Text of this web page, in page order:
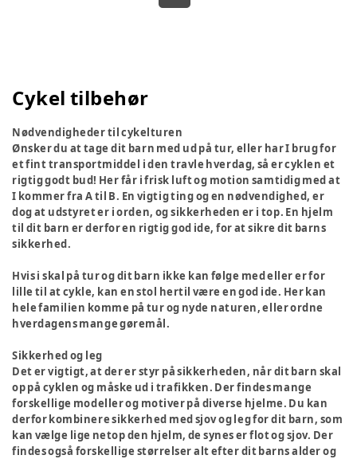
Cykel tilbehør
Nødvendigheder til cykelturen
Ønsker du at tage dit barn med ud på tur, eller har I brug for
et fint transportmiddel i den travle hverdag, så er cyklen et
rigtig godt bud! Her får i frisk luft og motion samtidig med at
I kommer fra A til B. En vigtig ting og en nødvendighed, er
dog at udstyret er i orden, og sikkerheden er i top. En hjelm
til dit barn er derfor en rigtig god ide, for at sikre dit barns
sikkerhed.
Hvis i skal på tur og dit barn ikke kan følge med eller er for
lille til at cykle, kan en stol hertil være en god ide. Her kan
hele familien komme på tur og nyde naturen, eller ordne
hverdagens mange gøremål.
Sikkerhed og leg
Det er vigtigt, at der er styr på sikkerheden, når dit barn skal
op på cyklen og måske ud i trafikken. Der findes mange
forskellige modeller og motiver på diverse hjelme. Du kan
derfor kombinere sikkerhed med sjov og leg for dit barn, som
kan vælge lige netop den hjelm, de synes er flot og sjov. Der
findes også forskellige størrelser alt efter dit barns alder og